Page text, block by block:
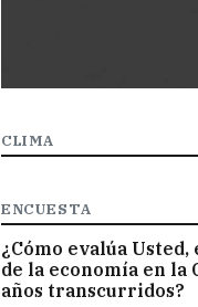
CLIMA
ENCUESTA
¿Cómo evalúa
de la economía en
años transcurridos?